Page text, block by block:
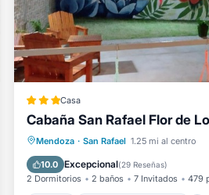
todo Instalaciones que se han
para la lista "Barrancas Suites".
alguna preocupación sobre el
Casa
Cabaña San Rafael Flor de
Mendoza · San Rafael 1.25 mi al centro
10.0 Excepcional(29 Reseñas)
2 Dormitorios 2 baños 7 Invitados 479
Esquí
Chimenea/
Balcón/Terraza